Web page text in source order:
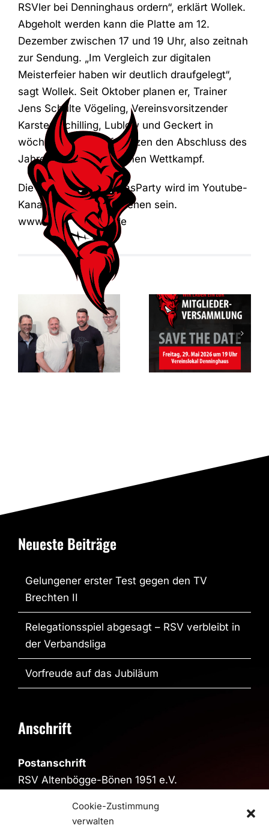
Cookie-Zustimmung
verwalten
RSVler bei Denninghaus ordern“, erklärt Wollek.
Abgeholt werden kann die Platte am 12.
Dezember zwischen 17 und 19 Uhr, also zeitnah
zur Sendung. „Im Vergleich zur digitalen
Meisterfeier haben wir deutlich draufgelegt“,
sagt Wollek. Seit Oktober planen er, Trainer
Jens Schulte Vögeling, Vereinsvorsitzender
Karsten Schilling, Lublow und Geckert in
wöchentlichen Konferenzen den Abschluss des
Jahres als unterhaltsamen Wettkampf.
Die Große Digitale XmasParty wird im Youtube-
Kanal des Vereins zu sehen sein.
www.rsvandfriends.de
Vorfreude auf
das Jubiläum
des RSV
Altenbögge-
Bönen 1951
e.V.
Neueste Beiträge
Gelungener erster Test gegen den TV
Brechten II
Relegationsspiel abgesagt – RSV verbleibt in
der Verbandsliga
Vorfreude auf das Jubiläum
Anschrift
Postanschrift
RSV Altenbögge-Bönen 1951 e.V.